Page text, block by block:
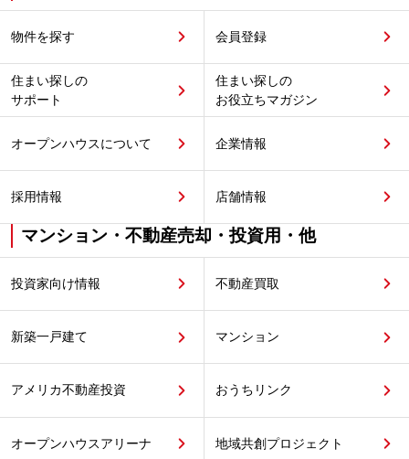
物件を探す 会員登録
住まい探しの
サポート
住まい探しの
お役立ちマガジン
オープンハウスについて 企業情報
採用情報 店舗情報
マンション・不動産売却・投資用・他
投資家向け情報 不動産買取
新築一戸建て マンション
アメリカ不動産投資 おうちリンク
オープンハウスアリーナ 地域共創プロジェクト